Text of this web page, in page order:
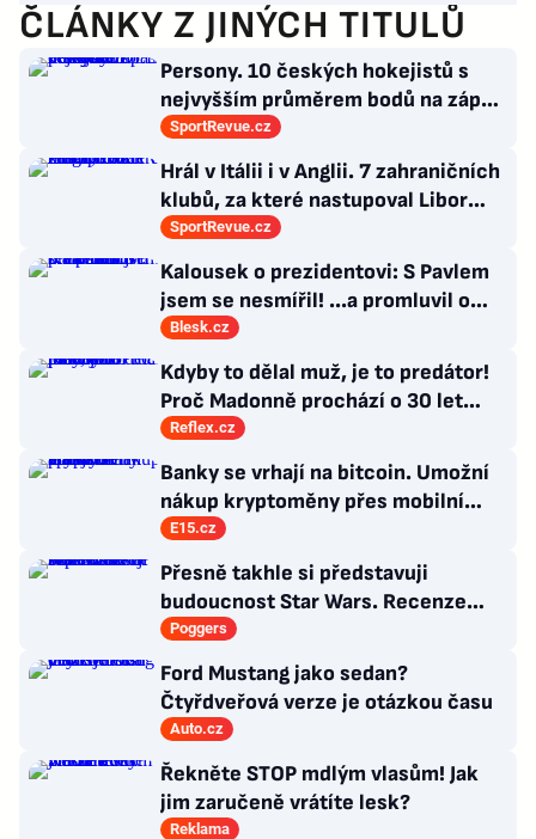
ČLÁNKY Z JINÝCH TITULŮ
Persony. 10 českých hokejistů s
nejvyšším průměrem bodů na zápas
v historii německé DEL
SportRevue.cz
Hrál v Itálii i v Anglii. 7 zahraničních
klubů, za které nastupoval Libor
Kozák
SportRevue.cz
Kalousek o prezidentovi: S Pavlem
jsem se nesmířil! ...a promluvil o
návratu
Blesk.cz
Kdyby to dělal muž, je to predátor!
Proč Madonně prochází o 30 let
mladší milenci?
Reflex.cz
Banky se vrhají na bitcoin. Umožní
nákup kryptoměny přes mobilní
aplikaci
E15.cz
Přesně takhle si představuji
budoucnost Star Wars. Recenze
Star Wars: The Ninth Jedi
Poggers
Ford Mustang jako sedan?
Čtyřdveřová verze je otázkou času
Auto.cz
Řekněte STOP mdlým vlasům! Jak
jim zaručeně vrátíte lesk?
Reklama